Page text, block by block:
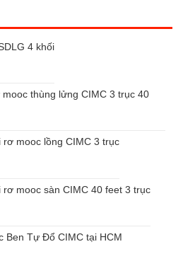
4 khối
thùng lửng CIMC 3 trục 40
rơ mooc lồng CIMC 3 trục
rơ mooc sàn CIMC 40 feet 3 trục
Ben Tự Đổ CIMC tại HCM